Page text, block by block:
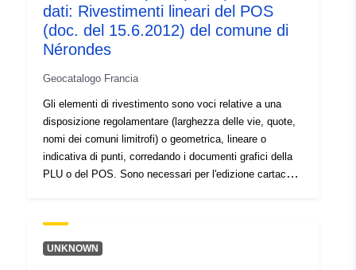
dati: Rivestimenti lineari del POS
(doc. del 15.6.2012) del comune di
Nérondes
Geocatalogo Francia
Gli elementi di rivestimento sono voci relative a una
disposizione regolamentare (larghezza delle vie, quote,
nomi dei comuni limitrofi) o geometrica, lineare o
indicativa di punti, corredando i documenti grafici della
PLU o del POS. Sono necessari per l'edizione cartacea
una cartuccia, un promemoria per una scrittura, un
disegno per disegnare una valutazione, un'etichetta di
UNKNOWN